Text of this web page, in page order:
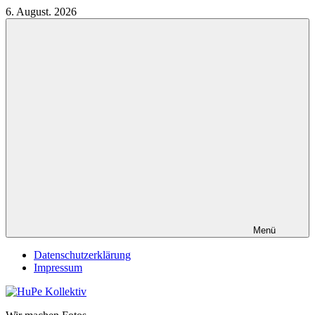
Zum
Inhalt
6. August. 2026
Menü
Datenschutzerklärung
Impressum